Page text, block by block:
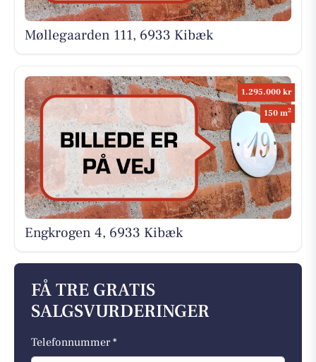
Møllegaarden 111, 6933 Kibæk
1.295.000 kr
150 m2
Engkrogen 4, 6933 Kibæk
FÅ TRE GRATIS
SALGSVURDERINGER
Telefonnummer *